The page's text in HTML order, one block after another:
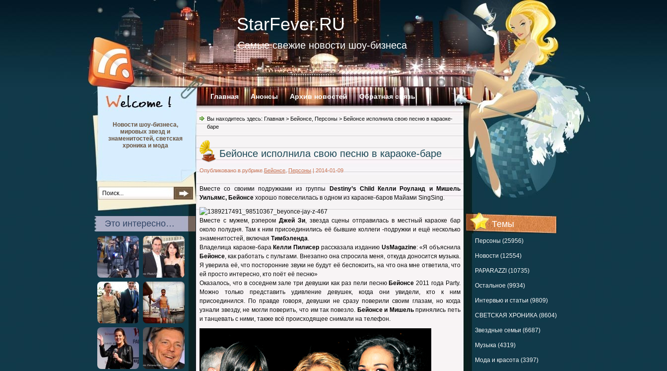
StarFever.RU
Самые свежие новости шоу-бизнеса
Главная Анонсы Архив новостей Обратная связь
Темы
Персоны (25956)
Новости (12554)
PAPARAZZI (10735)
Остальное (9934)
Интервью и статьи (9809)
СВЕТСКАЯ ХРОНИКА (8604)
Звездные семьи (6687)
Музыка (4319)
Мода и красота (3397)
Новости шоу-бизнеса,
мировых звезд и
знаменитостей, светская
хроника и мода
Это интересно…
Вы находитесь здесь: Главная > Бейонсе Персоны > Бейонсе исполнила свою песню в караоке-
баре
Бейонсе исполнила свою песню в караоке-баре
Опубликовано в рубрике Бейонсе Персоны | 2014-01-09
Вместе со своими подружками из группы
Destiny’s Child Келли Роуланд и Мишель
Уильямс, Бейонсе хорошо повеселилась в одном из караоке-баров Майами SingSing.
Вместе с мужем, рэпером Джей Зи, звезда сцены отправилась в местный караоке бар
около полудня. Там к ним присоединились её бывшие коллеги -подружки и ещё несколько
знаменитостей, включая Тимбэленда.
Владелица караоке-бара Келли Пилисеррассказала изданию UsMagazine: «Я объяснила
Бейонсе, как работать с пультами. Внезапно она спросила меня, откуда доносится музыка.
Я уверила её, что посторонние звуки не будут её беспокоить, на что она мне ответила, что
ей просто интересно, кто поёт её песню»
Оказалось, что в соседнем зале три девушки как раз пели песню Бейонсе 2011 года Party.
Можно только представить удивление девушек, когда они увидели, кто к ним
присоединился. По правде говоря, девушки не сразу поверили своим глазам, но когда
узнали звезду, не могли поверить, что им так повезло.Бейонсе и Мишельпринялись петь
и танцевать с ними, также всё происходящее снимали на телефон.